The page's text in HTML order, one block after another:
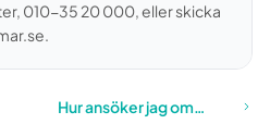
010-35 20 000, eller skicka
Hur ansöker jag om